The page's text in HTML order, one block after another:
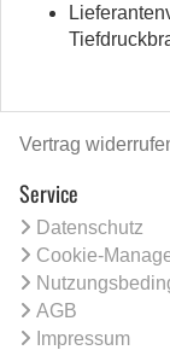
Vertrag
Service
Datenschutz
Cookie-
AGB
Impressum